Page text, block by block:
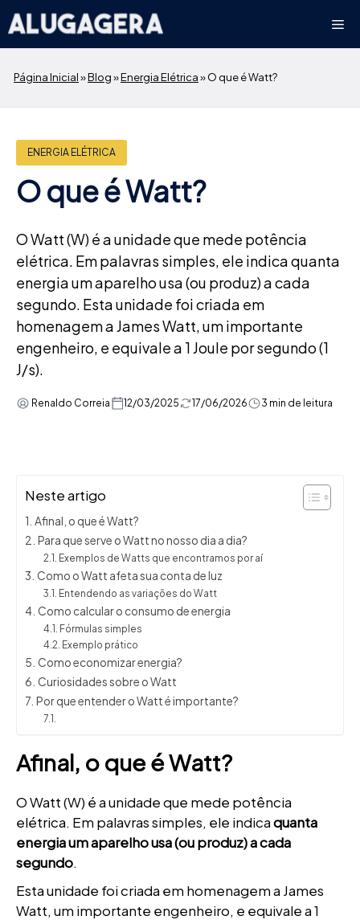
para
o
conteúdo
Página Inicial»Blog»Energia Elétrica»O que é Watt?
ENERGIA ELÉTRICA
O que é Watt?
O Watt (W) é a unidade que mede potência
elétrica. Em palavras simples, ele indica quanta
energia um aparelho usa (ou produz) a cada
segundo. Esta unidade foi criada em
homenagem a James Watt, um importante
engenheiro, e equivale a 1 Joule por segundo (1
J/s).
Renaldo Correia 12/03/2025 17/06/2026 3 min de leitura
Neste artigo
Afinal, o que é Watt?
Para que serve o Watt no nosso dia a dia?
Exemplos de Watts que encontramos por aí
Como o Watt afeta sua conta de luz
Entendendo as variações do Watt
Como calcular o consumo de energia
Fórmulas simples
Exemplo prático
Como economizar energia?
Curiosidades sobre o Watt
Por que entender o Watt é importante?
Afinal, o que é Watt?
O Watt (W) é a unidade que mede potência
elétrica. Em palavras simples, ele indicaquanta
energia um aparelho usa (ou produz) a cada
segundo.
Esta unidade foi criada em homenagem a James
Watt, um importante engenheiro, e equivale a 1